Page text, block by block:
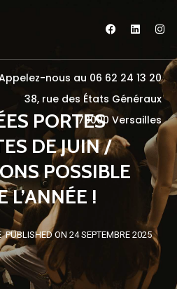
nous au 06 62 24 13 20
38, rue des États Généraux
78000 Versailles
PORTES
DE JUIN /
POSSIBLE
L’ANNÉE !
PUBLISHED ON 24 SEPTEMBRE 2025